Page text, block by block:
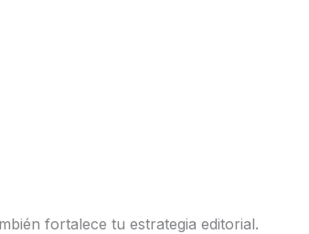
fortalece tu estrategia editorial.